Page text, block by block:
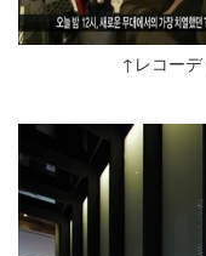
↑レコー